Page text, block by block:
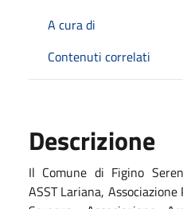
A cura di
Contenuti correlati
Descrizione
Il Comune di Figino
ASST Lariana,